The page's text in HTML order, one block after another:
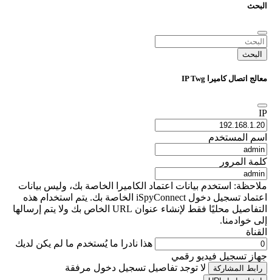
البحث
البحث
معالج اتصال كاميرا IP Twg
IP
اسم المستخدم
كلمة المرور
ملاحظة: استخدم بيانات اعتماد الكاميرا الخاصة بك، وليس بيانات
اعتماد تسجيل دخول iSpyConnect الخاصة بك. يتم استخدام هذه
التفاصيل محليًا فقط لإنشاء عنوان URL الخاص بك ولا يتم إرسالها
إلى خوادمنا.
القناة
هذا نادرا ما يُستخدم ما لم يكن لديك
جهاز تسجيل فيديو رقمي
رابط المشاركة لا توجد تفاصيل تسجيل دخول مرفقة